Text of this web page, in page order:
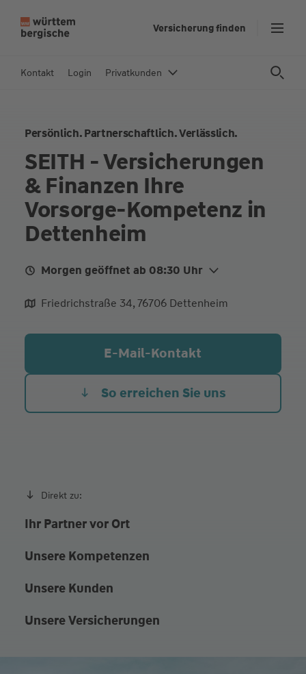
In
Versicherung finden
Kontakt Login Privatkunden
Persönlich. Partnerschaftlich. Verlässlich.
SEITH - Versicherungen
& Finanzen Ihre
Vorsorge-Kompetenz in
Dettenheim
Morgen geöffnet ab 08:30 Uhr
Mo.
08:30 - 13:00
Beratung jederzeit nach persönlicher Vereinbarung
Friedrichstraße 34, 76706 Dettenheim
E-Mail-Kontakt
So erreichen Sie uns
Direkt zu:
Ihr Partner vor Ort
Unsere Kompetenzen
Unsere Kunden
Unsere Versicherungen